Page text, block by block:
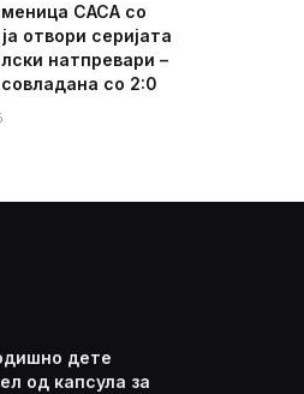
САСА со
отвори серијата
натпревари –
со 2:0
дете
од капсула за